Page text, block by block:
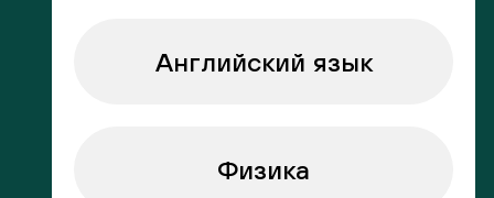
Английский язык
Физика